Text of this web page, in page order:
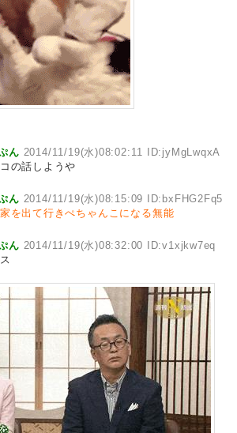
ん 2014/11/19(水)08:02:11 ID:jyMgLwqxA
の話しようや
ん 2014/11/19(水)08:15:09 ID:bxFHG2Fq5
を出て行きぺちゃんこになる無能
ん 2014/11/19(水)08:32:00 ID:v1xjkw7eq